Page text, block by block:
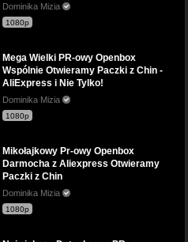
Dominika Mizia
1080p
Mega Wielki PR-owy Openbox
Wspólnie Otwieramy Paczki z Chin -
AliExpress i Nie Tylko!
Dominika Mizia
1080p
Mikołajkowy Pr-owy Openbox
Darmocha z Aliexpress Otwieramy
Paczki z Chin
Dominika Mizia
1080p